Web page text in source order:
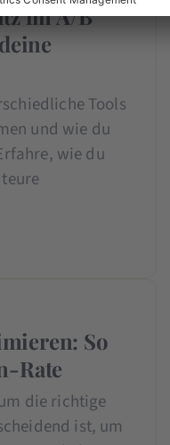
im A/B
Tools
und wie du
wie du
So
Rate
die richtige
ist, um